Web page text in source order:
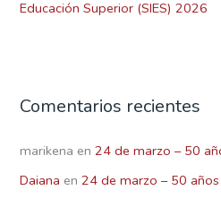
Educación Superior (SIES) 2026
Comentarios recientes
marikena en24 de marzo – 50
Daiana en24 de marzo – 50